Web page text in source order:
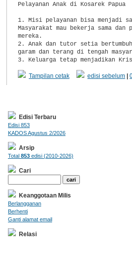
Pelayanan Anak di Kosarek Papua
1. Misi pelayanan bisa menjadi
Masyarakat mau bekerja sama dan
mereka.
2. Anak dan tutor setia
garam dan terang di tengah
Tampilan cetak edisi sebelum |
Edisi Terbaru
Edisi 853
KADOS Agustus 2/2026
Arsip
Total 853edisi (2010-2026)
Cari
Keanggotaan Milis
Berlangganan
Berhenti
Ganti alamat email
Relasi